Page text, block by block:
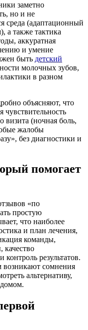
заметно
но и не
среда (адаптационный
а также тактика
аккуратная
и умение
быть детский
молочных зубов,
в разном
объясняют, что
чувствительность
визита (ночная боль,
жалобы
без диагностики и
помогает
«по
простую
что наиболее
и план лечения,
команды,
качество
результатов.
сомнения
альтернативу,